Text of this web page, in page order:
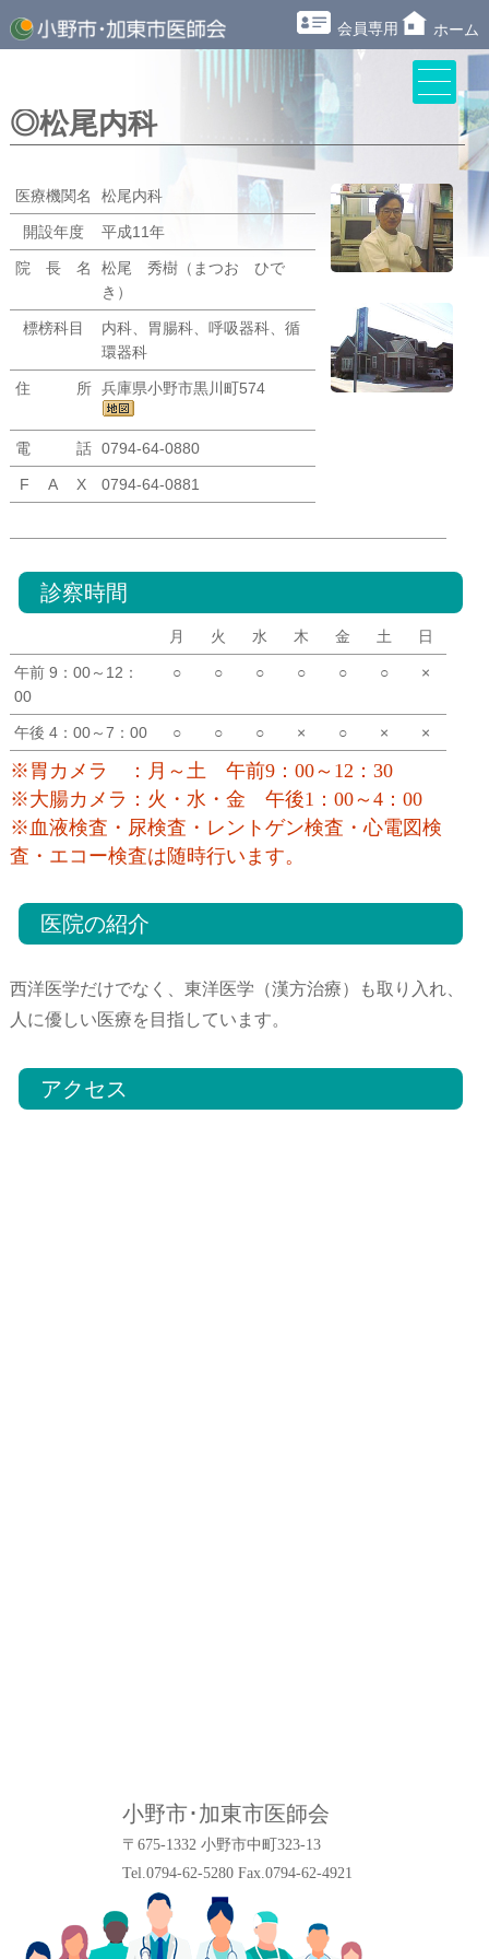
ホーム
会員専用
◎松尾内科
医療機関名 松尾内科
開設年度 平成11年
院 長 名
松尾 秀樹（まつお ひで
き）
標榜科目
内科、胃腸科、呼吸器科、循
環器科
住 所 兵庫県小野市黒川町574
電 話 0794-64-0880
F A X 0794-64-0881
診察時間
月 火 水 木 金 土 日
午前 9：00～12：
00
○ ○ ○ ○ ○ ○ ×
午後 4：00～7：00 ○ ○ ○ × ○ × ×
※胃カメラ ：月～土 午前9：00～12：30
※大腸カメラ：火・水・金 午後1：00～4：00
※血液検査・尿検査・レントゲン検査・心電図検
査・エコー検査は随時行います。
医院の紹介
西洋医学だけでなく、東洋医学（漢方治療）も取り入れ、
人に優しい医療を目指しています。
アクセス
小野市･加東市医師会
〒675-1332 小野市中町323-13
Tel.0794-62-5280 Fax.0794-62-4921